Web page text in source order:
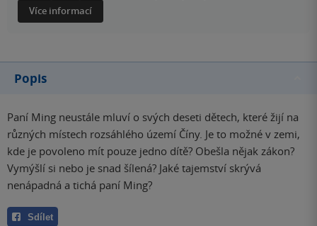
Více informací
Popis
Paní Ming neustále mluví o svých deseti dětech, které žijí na
různých místech rozsáhlého území Číny. Je to možné v zemi,
kde je povoleno mít pouze jedno dítě? Obešla nějak zákon?
Vymýšlí si nebo je snad šílená? Jaké tajemství skrývá
nenápadná a tichá paní Ming?
Sdílet